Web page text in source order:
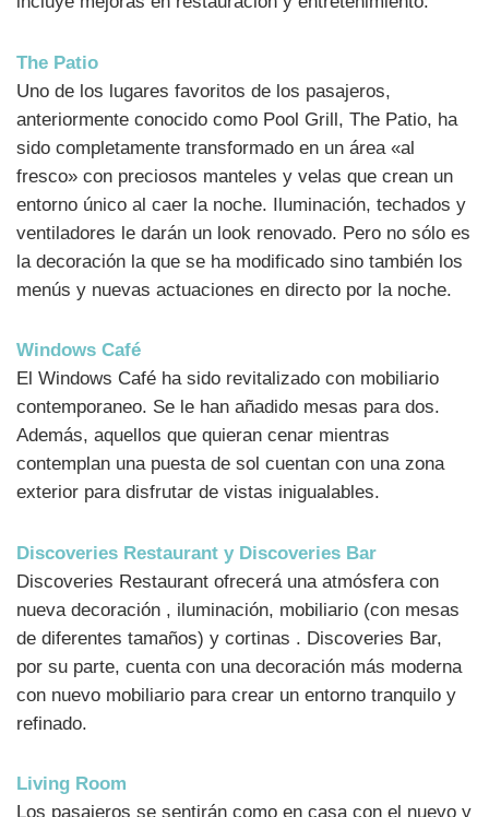
The Patio
Uno de los lugares favoritos de los pasajeros,
anteriormente conocido como Pool Grill, The Patio, ha
sido completamente transformado en un área «al
fresco» con preciosos manteles y velas que crean un
entorno único al caer la noche. Iluminación, techados y
ventiladores le darán un look renovado. Pero no sólo es
la decoración la que se ha modificado sino también los
menús y nuevas actuaciones en directo por la noche.
Windows Café
El Windows Café ha sido revitalizado con mobiliario
contemporaneo. Se le han añadido mesas para dos.
Además, aquellos que quieran cenar mientras
contemplan una puesta de sol cuentan con una zona
exterior para disfrutar de vistas inigualables.
Discoveries Restaurant y Discoveries Bar
Discoveries Restaurant ofrecerá una atmósfera con
nueva decoración , iluminación, mobiliario (con mesas
de diferentes tamaños) y cortinas . Discoveries Bar,
por su parte, cuenta con una decoración más moderna
con nuevo mobiliario para crear un entorno tranquilo y
refinado.
Living Room
Los pasajeros se sentirán como en casa con el nuevo y